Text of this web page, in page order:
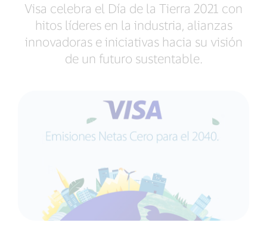
Visa celebra el Día de la Tierra 2021 con
hitos líderes en la industria, alianzas
innovadoras e iniciativas hacia su visión
de un futuro sustentable.